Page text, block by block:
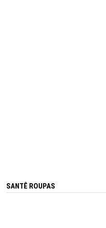
SANTÊ ROUPAS